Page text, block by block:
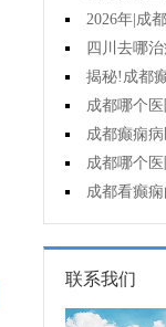
怎么治?
2026年|成
都哪有治疗癫
四川去哪
细排名]孩子
揭秘!成都
种方法对儿童
成都哪个
停药要多长时
成都癫痫
常见病因!
成都哪个
复发作的原因
成都看癫
癫痫用药要注
联系我们